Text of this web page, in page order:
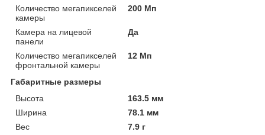
Количество мегапикселей
камеры
200 Мп
Камера на лицевой
панели
Да
Количество мегапикселей
фронтальной камеры
12 Мп
Габаритные размеры
Высота
163.5 мм
Ширина
78.1 мм
Вес
7.9 г